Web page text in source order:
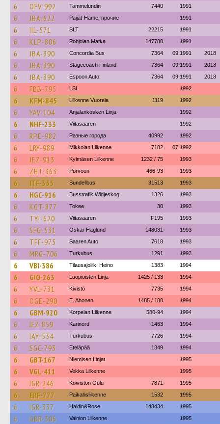
6 OFV-992 Tammelundin 7440 1991
6 JBA-622 Päijät-Häme, прочие 1991
6 IIL-571 SLT 22215 1991
6 KLP-806 Pohjolan Matka 147780 1991
6 JBA-390 Concordia Bus 7364 09.1991 2018
6 JBA-390 Stagecoach Finland 7364 09.1991 2018
6 JBA-390 Espoon Auto 7364 09.1991 2018
6 FBB-795 LSL 1992
6 KFM-845 Liikenne Vuorela 1119 1992
6 YAV-104 Anjalankosken Linja 1992
6 NHF-233 Viitasaaren 1992
6 RPE-982 Разные города 40992 1992
6 LRY-989 Mikkolan Liikenne 7182 07.1992
6 JEZ-913 Kylmäsen Liikenne 1232 / 75 1993
6 ZHT-363 Porvoon 466-93 1993
6 ITF-355 Sundellbus 31513 1993
6 HGC-916 Busstrafik Widjeskog 1326 1993
6 KGT-877 Tokee 30 1993
6 TYI-620 Viitasaaren F195 1993
6 SFG-531 Oskar Haglund 148031 1993
6 TFF-975 Saaren Auto 7618 1993
6 MRG-706 Turkubus 1291 1993
6 VBI-386 Tilausajoliik. Heino 1383 1994
6 GIO-263 Luopioisten Linja 1425 / 133 1994
6 YVL-731 Kivistö 7735 1994
6 OGE-290 E. Ahonen 1485 / 180 1994
6 GBM-920 Korpelan Liikenne 580-94 1994
6 IFZ-859 Karinord 1463 1994
6 IAY-534 Turkubus 7726 1994
6 SGC-793 Eteläpää 1349 1994
6 GBT-167 Niemisen Linjat 1995
6 VGL-411 Vekka Liikenne 1995
6 IGR-246 Koiviston Oulu 7871 1995
6 ERF-777 Paikallisliikenne 1532 1995
6 IGR-337 Haldin&Rose 148434 1995
6 GBR-306 Vainion Liikenne 1995